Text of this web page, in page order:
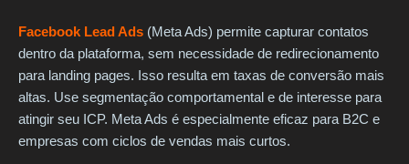
Facebook Lead Ads (Meta Ads) permite capturar contatos
dentro da plataforma, sem necessidade de redirecionamento
para landing pages. Isso resulta em taxas de conversão mais
altas. Use segmentação comportamental e de interesse para
atingir seu ICP. Meta Ads é especialmente eficaz para B2C e
empresas com ciclos de vendas mais curtos.